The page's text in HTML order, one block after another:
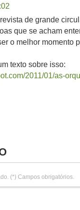
de grande
que se acham
o melhor momento
texto sobre isso:
2011/01/as-
(*) Campos obrigatórios.